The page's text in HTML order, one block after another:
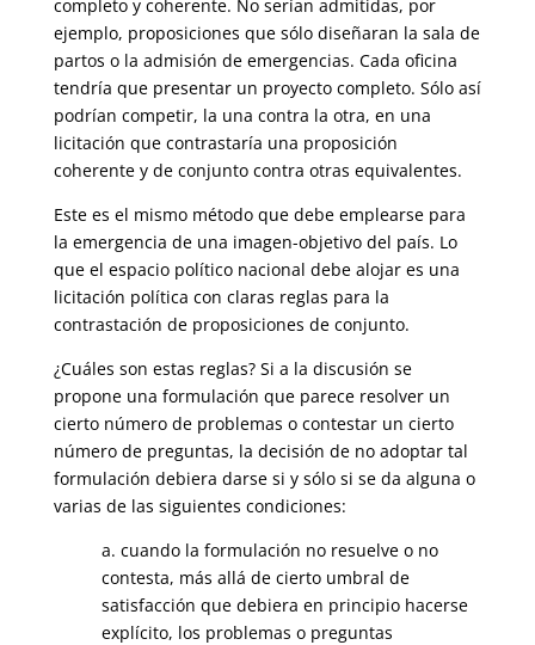
completo y coherente. No serían admitidas, por
ejemplo, proposiciones que sólo diseñaran la sala de
partos o la admisión de emergencias. Cada oficina
tendría que presentar un proyecto completo. Sólo así
podrían competir, la una contra la otra, en una
licitación que contrastaría una proposición
coherente y de conjunto contra otras equivalentes.
Este es el mismo método que debe emplearse para
la emergencia de una imagen-objetivo del país. Lo
que el espacio político nacional debe alojar es una
licitación política con claras reglas para la
contrastación de proposiciones de conjunto.
¿Cuáles son estas reglas? Si a la discusión se
propone una formulación que parece resolver un
cierto número de problemas o contestar un cierto
número de preguntas, la decisión de no adoptar tal
formulación debiera darse si y sólo si se da alguna o
varias de las siguientes condiciones:
a. cuando la formulación no resuelve o no
contesta, más allá de cierto umbral de
satisfacción que debiera en principio hacerse
explícito, los problemas o preguntas